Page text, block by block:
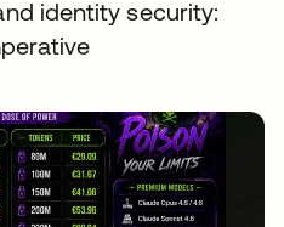
identity security: